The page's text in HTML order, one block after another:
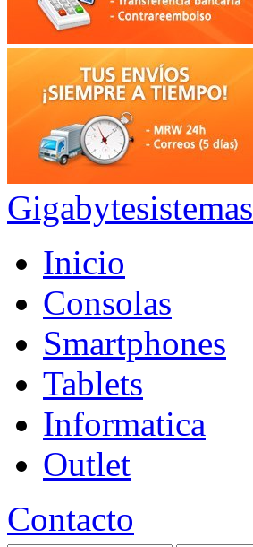
Gigabytesistemas
Inicio
Consolas
Smartphones
Tablets
Informatica
Outlet
Contacto